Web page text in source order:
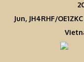
Jun, JH4RHF/